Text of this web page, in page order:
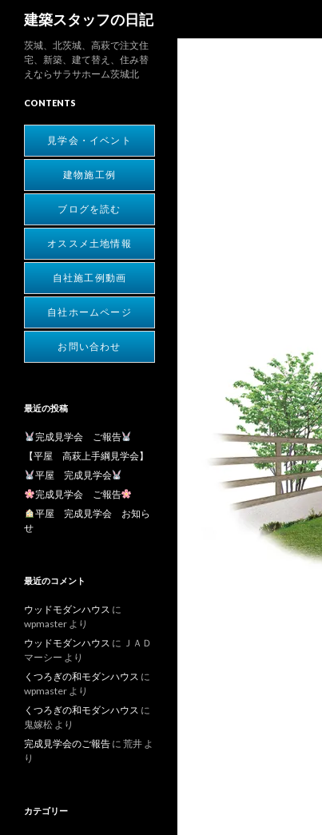
建築スタッフの日記
茨城、北茨城、高萩で注文住
宅、新築、建て替え、住み替
えならサラサホーム茨城北
CONTENTS
見学会・イベント
建物施工例
ブログを読む
オススメ土地情報
自社施工例動画
自社ホームページ
お問い合わせ
最近の投稿
完成見学会 ご報告
【平屋 高萩上手綱見学会】
平屋 完成見学会
完成見学会 ご報告
平屋 完成見学会 お知ら
せ
最近のコメント
ウッドモダンハウス に
wpmaster より
ウッドモダンハウス に ＪＡＤ
マーシー より
くつろぎの和モダンハウス に
wpmaster より
くつろぎの和モダンハウス に
鬼嫁松 より
完成見学会のご報告 に 荒井 よ
り
カテゴリー